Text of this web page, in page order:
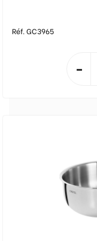
Réf. GC3965